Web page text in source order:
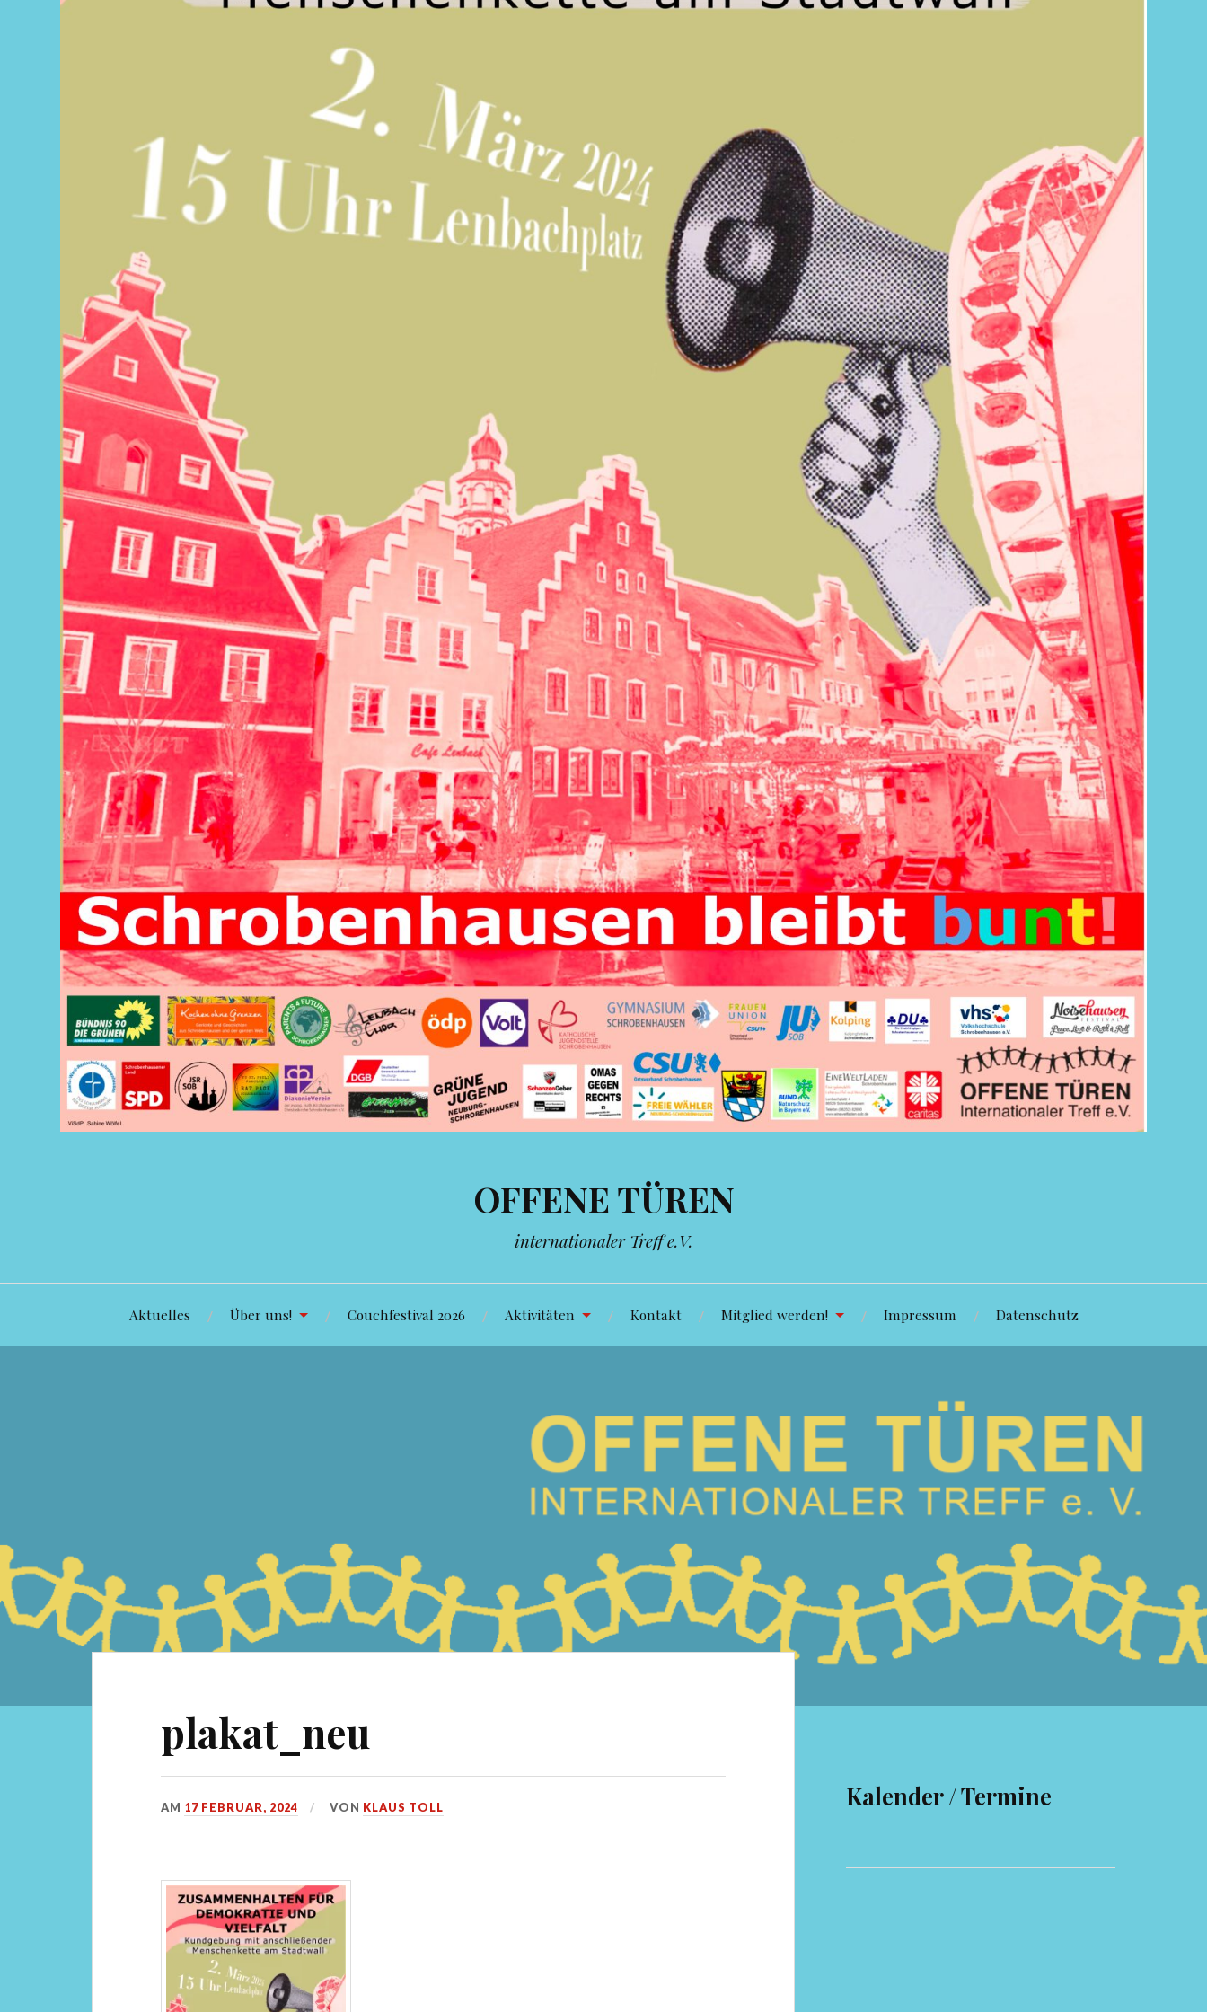
OFFENE TÜREN
internationaler Treff e.V.
Aktuelles Über uns! Couchfestival 2026 Aktivitäten Kontakt Mitglied werden! Impressum Datenschutz
plakat_neu
AM 17 FEBRUAR, 2024 VON KLAUS TOLL Kalender / Termine